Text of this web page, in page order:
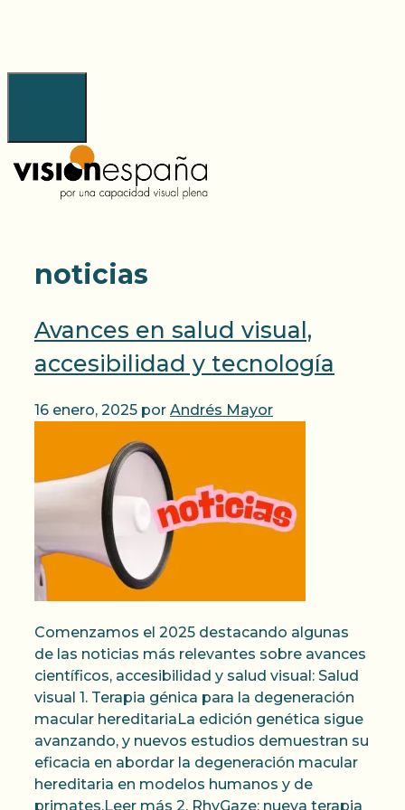
noticias
Avances en salud visual,
accesibilidad y tecnología
16 enero, 2025 por Andrés Mayor
Comenzamos el 2025 destacando algunas
de las noticias más relevantes sobre avances
científicos, accesibilidad y salud visual: Salud
visual 1. Terapia génica para la degeneración
macular hereditariaLa edición genética sigue
avanzando, y nuevos estudios demuestran su
eficacia en abordar la degeneración macular
hereditaria en modelos humanos y de
primates.Leer más 2. RhyGaze: nueva terapia